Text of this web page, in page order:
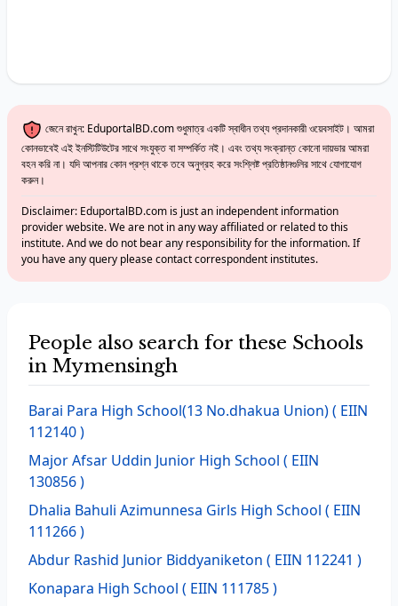
জেনে রাখুন: EduportalBD.com শুধুমাত্র একটি স্বাধীন তথ্য প্রদানকারী ওয়েবসাইট। আমরা
কোনভাবেই এই ইনস্টিটিউটের সাথে সংযুক্ত বা সম্পর্কিত নই। এবং তথ্য সংক্রান্ত কোনো দায়ভার আমরা
বহন করি না। যদি আপনার কোন প্রশ্ন থাকে তবে অনুগ্রহ করে সংশ্লিষ্ট প্রতিষ্ঠানগুলির সাথে যোগাযোগ
করুন।
Disclaimer: EduportalBD.com is just an independent information
provider website. We are not in any way affiliated or related to this
institute. And we do not bear any responsibility for the information. If
you have any query please contact correspondent institutes.
People also search for these Schools
in Mymensingh
Barai Para High School(13 No.dhakua Union)( EIIN
112140 )
Major Afsar Uddin Junior High School ( EIIN
130856 )
Dhalia Bahuli Azimunnesa Girls High School ( EIIN
111266 )
Abdur Rashid Junior Biddyaniketon ( EIIN 112241 )
Konapara High School ( EIIN 111785 )